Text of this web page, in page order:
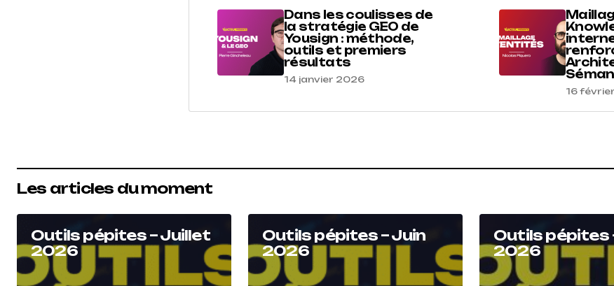
Dans les coulisses de
la stratégie GEO de
Yousign : méthode,
outils et premiers
résultats
14 janvier 2026
16
Les articles du moment
Outils pépites – Juillet
2026
Outils pépites – Juin
2026
Outils pépites
2026